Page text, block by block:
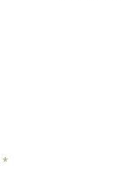
*